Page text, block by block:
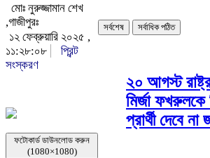
মোঃ নুরুজ্জামান শেখ
,গাজীপুরঃ
১২ ফেব্রুয়ারি ২০২৫ ,
১১:২৮:০৮
প্রিন্ট
সংস্করণ
ফটোকার্ড ডাউনলোড করুন
(1080×1080)
সর্বশেষ সর্বাধিক পঠিত
২০ আগস্ট
মির্জা
প্রার্থী দেবে না